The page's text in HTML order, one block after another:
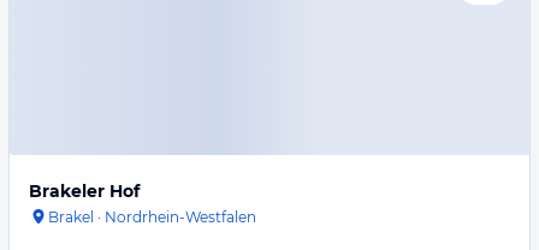
Brakeler Hof
Brakel · Nordrhein-Westfalen